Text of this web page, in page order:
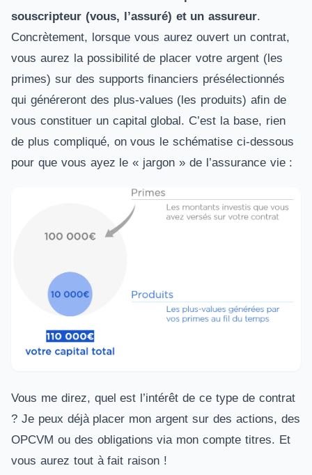
souscripteur (vous, l’assuré) et un assureur.
Concrètement, lorsque vous aurez ouvert un contrat,
vous aurez la possibilité de placer votre argent (les
primes) sur des supports financiers présélectionnés
qui généreront des plus-values (les produits) afin de
vous constituer un capital global. C’est la base, rien
de plus compliqué, on vous le schématise ci-dessous
pour que vous ayez le « jargon » de l’assurance vie :
Vous me direz, quel est l’intérêt de ce type de contrat
? Je peux déjà placer mon argent sur des actions, des
OPCVM ou des obligations via mon compte titres. Et
vous aurez tout à fait raison !